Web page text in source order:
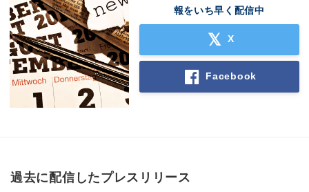
報をいち早く配信中
X
Facebook
過去に配信したプレスリリース